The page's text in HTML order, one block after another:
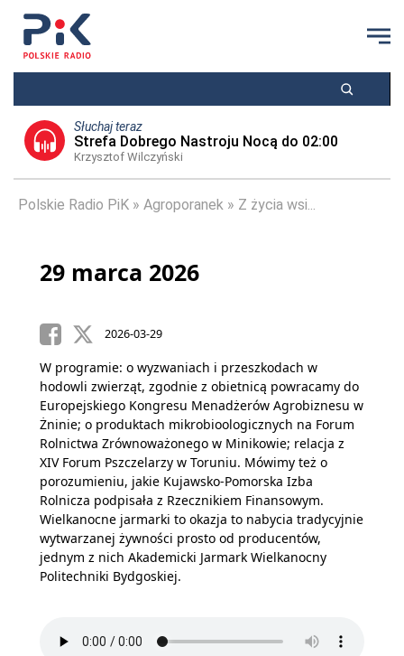
Słuchaj teraz
Strefa Dobrego Nastroju Nocą do 02:00
Krzysztof Wilczyński
Polskie Radio PiK Agroporanek Z życia wsi...
29 marca 2026
2026-03-29
W programie: o wyzwaniach i przeszkodach w
hodowli zwierząt, zgodnie z obietnicą powracamy do
Europejskiego Kongresu Menadżerów Agrobiznesu w
Żninie; o produktach mikrobioologicznych na Forum
Rolnictwa Zrównoważonego w Minikowie; relacja z
XIV Forum Pszczelarzy w Toruniu. Mówimy też o
porozumieniu, jakie Kujawsko-Pomorska Izba
Rolnicza podpisała z Rzecznikiem Finansowym.
Wielkanocne jarmarki to okazja to nabycia tradycyjnie
wytwarzanej żywności prosto od producentów,
jednym z nich Akademicki Jarmark Wielkanocny
Politechniki Bydgoskiej.